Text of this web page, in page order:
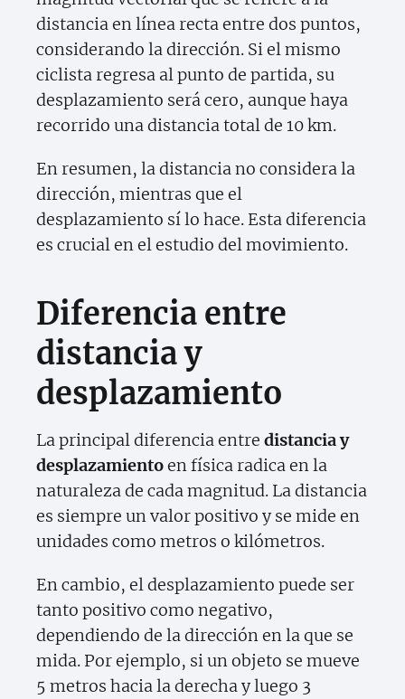
distancia en línea recta entre dos puntos,
considerando la dirección. Si el mismo
ciclista regresa al punto de partida, su
desplazamiento será cero, aunque haya
recorrido una distancia total de 10 km.
En resumen, la distancia no considera la
dirección, mientras que el
desplazamiento sí lo hace. Esta diferencia
es crucial en el estudio del movimiento.
Diferencia entre
distancia y
desplazamiento
La principal diferencia entre distancia y
desplazamientoen física radica en la
naturaleza de cada magnitud. La distancia
es siempre un valor positivo y se mide en
unidades como metros o kilómetros.
En cambio, el desplazamiento puede ser
tanto positivo como negativo,
dependiendo de la dirección en la que se
mida. Por ejemplo, si un objeto se mueve
5 metros hacia la derecha y luego 3